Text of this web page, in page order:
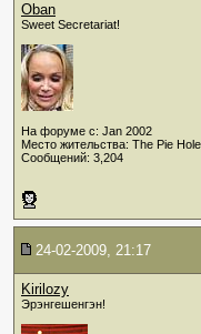
Oban
Sweet Secretariat!
На форуме с: Jan 2002
Место жительства: The Pie Hole
Сообщений: 3,204
24-02-2009, 21:17
Kirilozy
Эрэнгешенгэн!